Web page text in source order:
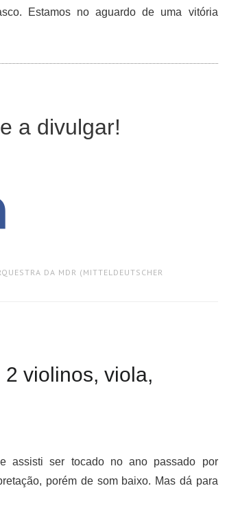
Estamos no aguardo de uma vitória
a divulgar!
DA MDR (MITTELDEUTSCHER
violinos, viola,
assisti ser tocado no ano passado por
porém de som baixo. Mas dá para